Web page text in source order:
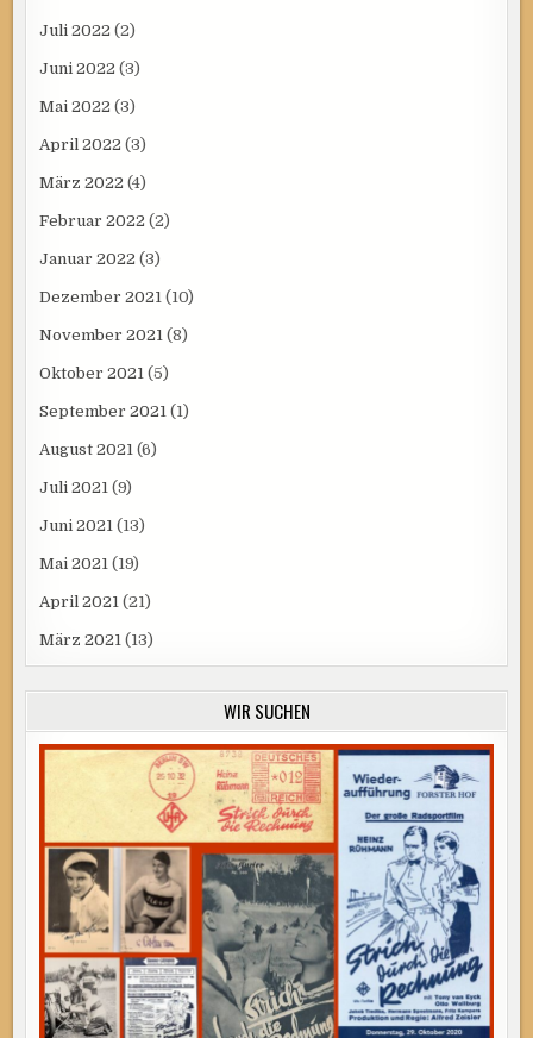
Juli 2022 (2)
Juni 2022 (3)
Mai 2022 (3)
April 2022 (3)
März 2022 (4)
Februar 2022 (2)
Januar 2022 (3)
Dezember 2021 (10)
November 2021 (8)
Oktober 2021 (5)
September 2021 (1)
August 2021 (6)
Juli 2021 (9)
Juni 2021 (13)
Mai 2021 (19)
April 2021 (21)
März 2021 (13)
WIR SUCHEN